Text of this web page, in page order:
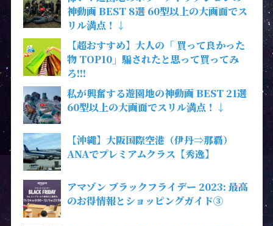
神動画 BEST 8選 60型以上の大画面でス
リル満点！↓
【超おすすめ】大人の「 買って良かった
物 TOP10」騙されたと思って買ってみ
ろ!!!
私が興奮する遊園地の神動画 BEST 21選
60型以上の大画面でスリル満点！↓
【沖縄】大阪国際空港（伊丹⇒那覇）
ANAでプレミアムクラス【秀逸】
アマゾン ブラックフライデー 2023: 最高
のお得情報とショッピングガイド③